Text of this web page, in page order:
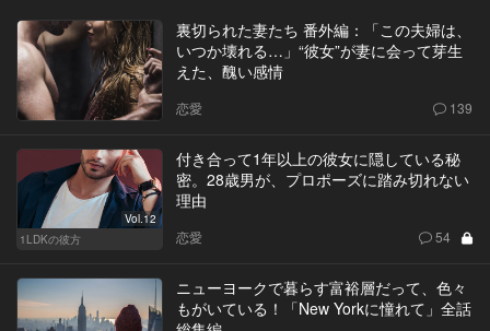
裏切られた妻たち 番外編：「この夫婦は、
いつか壊れる…」“彼女”が妻に会って芽生
えた、醜い感情
恋愛 139
Vol.12
1LDKの彼方
付き合って1年以上の彼女に隠している秘
密。28歳男が、プロポーズに踏み切れない
理由
恋愛 54
ニューヨークで暮らす富裕層だって、色々
もがいている！「New Yorkに憧れて」全話